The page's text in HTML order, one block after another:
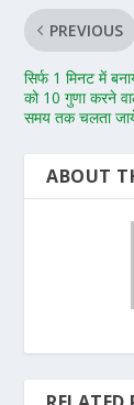
PREVIOUS
सिर्फ 1 मिनट में
को 10 गुणा करने
समय तक चलता
ABOUT